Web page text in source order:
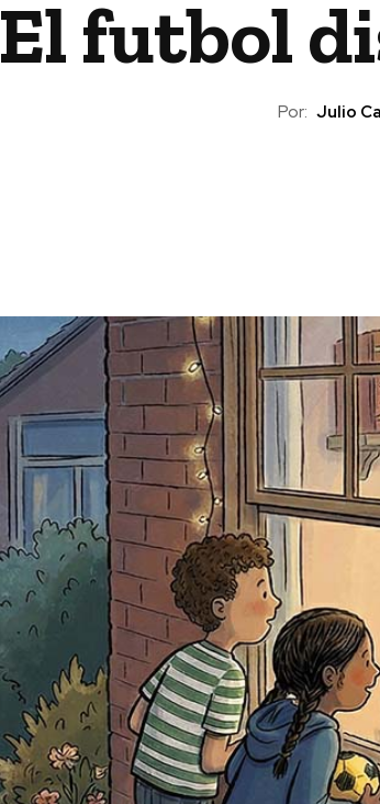
El futbol
Por: Julio